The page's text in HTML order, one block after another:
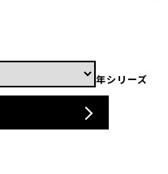
年シリーズ